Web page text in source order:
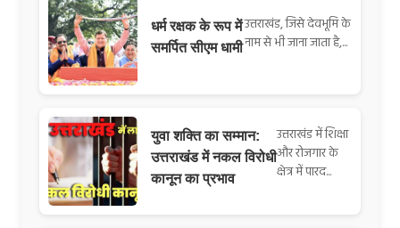
धर्म रक्षक के रूप में
समर्पित सीएम धामी
उत्तराखंड, जिसे देवभूमि के
नाम से भी जाना जाता है,...
युवा शक्ति का सम्मान:
उत्तराखंड में नकल विरोधी
कानून का प्रभाव
उत्तराखंड में शिक्षा
और रोजगार के
क्षेत्र में पारद...